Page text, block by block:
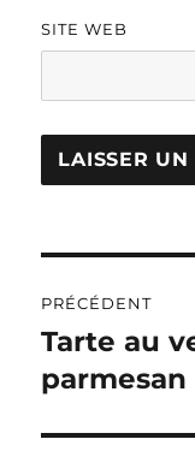
SITE WEB
R
A
T
I
de
l’article
PRÉCÉDENT
Publication
précédente :
Tarte au
parmesan